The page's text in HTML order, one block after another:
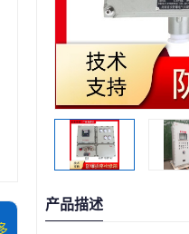
产品描述